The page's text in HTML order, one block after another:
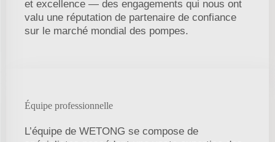
et excellence — des engagements qui nous ont
valu une réputation de partenaire de confiance
sur le marché mondial des pompes.
Équipe professionnelle
L’équipe de WETONG se compose de